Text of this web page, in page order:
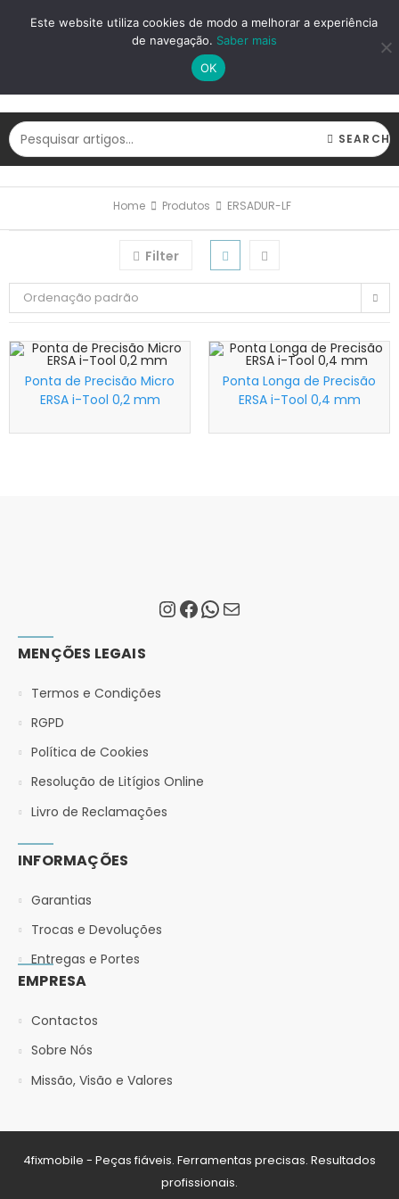
LOGIN REGISTAR
SEARCH
Home Produtos ERSADUR-LF
Filter
Ordenação padrão
Ponta de Precisão Micro
ERSA i-Tool 0,2 mm
Ponta Longa de Precisão
ERSA i-Tool 0,4 mm
MENÇÕES LEGAIS
Termos e Condições
RGPD
Política de Cookies
Resolução de Litígios Online
Livro de Reclamações
INFORMAÇÕES
Garantias
Trocas e Devoluções
Entregas e Portes
EMPRESA
Contactos
Sobre Nós
Missão, Visão e Valores
4fixmobile - Peças fiáveis. Ferramentas precisas. Resultados
profissionais.
Este website utiliza cookies de modo a melhorar a experiência
de navegação. Saber mais
OK